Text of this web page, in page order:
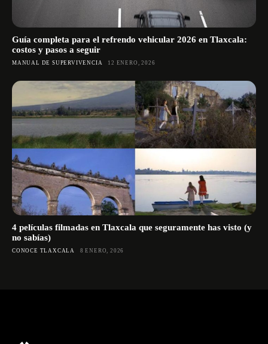
Guía completa para el refrendo vehicular 2026 en Tlaxcala:
costos y pasos a seguir
MANUAL DE SUPERVIVENCIA 12 ENERO, 2026
4 películas filmadas en Tlaxcala que seguramente has visto (y
no sabías)
CONOCE TLAXCALA 8 ENERO, 2026